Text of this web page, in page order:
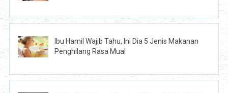
Ibu Hamil Wajib Tahu, Ini Dia 5 Jenis Makanan
Penghilang Rasa Mual